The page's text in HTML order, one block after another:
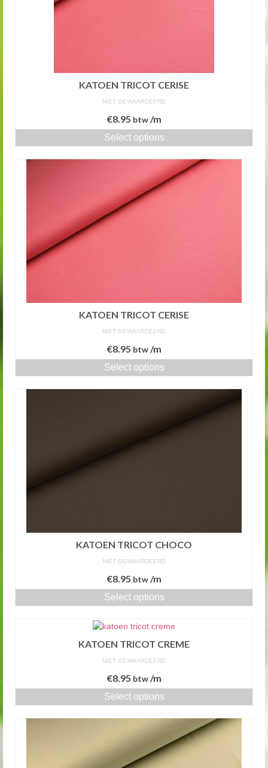
KATOEN TRICOT CERISE
NIET GEWAARDEERD
€8.95 btw/m
Select options
KATOEN TRICOT CERISE
NIET GEWAARDEERD
€8.95 btw/m
Select options
KATOEN TRICOT CHOCO
NIET GEWAARDEERD
€8.95 btw/m
Select options
KATOEN TRICOT CREME
NIET GEWAARDEERD
€8.95 btw/m
Select options